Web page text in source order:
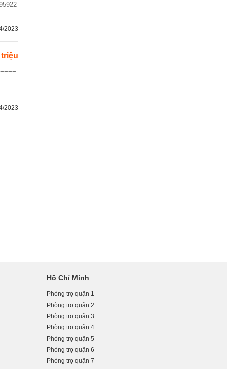
2023
2023
Hồ Chí Minh
Phòng trọ quận 1
Phòng trọ quận 2
Phòng trọ quận 3
Phòng trọ quận 4
Phòng trọ quận 5
Phòng trọ quận 6
Phòng trọ quận 7